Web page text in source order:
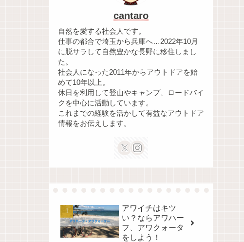
cantaro
自然を愛する社会人です。
仕事の都合で埼玉から兵庫へ…2022年10月
に脱サラして自然豊かな長野に移住しまし
た。
社会人になった2011年からアウトドアを始
めて10年以上。
休日を利用して登山やキャンプ、ロードバイ
クを中心に活動しています。
これまでの経験を活かして有益なアウトドア
情報をお伝えします。
アワイチはキツ
い？ならアワハー
フ、アワクォータ
をしよう！